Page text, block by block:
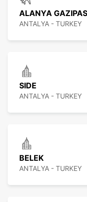
ALANYA
ANTALYA - TURKEY
SIDE
ANTALYA - TURKEY
BELEK
ANTALYA - TURKEY